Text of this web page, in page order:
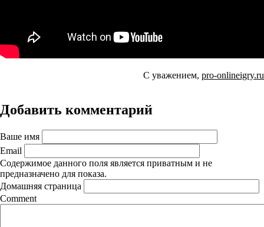
С уважением, pro-onlineigry.ru
Добавить комментарий
Ваше имя
Email
Содержимое данного поля является приватным и не
предназначено для показа.
Домашняя страница
Comment